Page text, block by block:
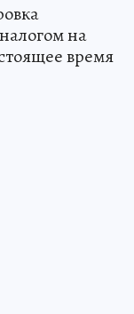
на
время